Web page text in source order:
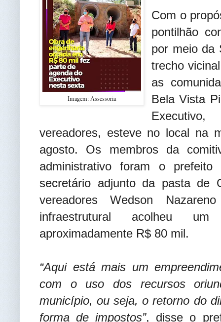
Imagem: Assessoria
Com o
pontilhão
por meio da
trecho
as
Bela Vista
vereadores, esteve no local na
agosto. Os membros da
administrativo foram o
secretário adjunto da pasta de
vereadores Wedson
infraestrutural acolheu
aproximadamente R$ 80 mil.
“Aqui está mais um
com o uso dos recursos
município, ou seja, o retorno do
forma de impostos”, disse o